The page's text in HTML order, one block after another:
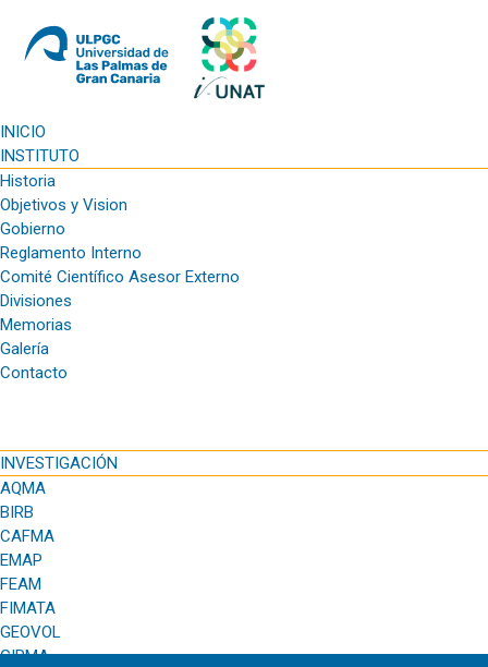
INICIO
INSTITUTO
Historia
Objetivos y Vision
Gobierno
Reglamento Interno
Comité Científico Asesor Externo
Divisiones
Memorias
Galería
Contacto
INVESTIGACIÓN
AQMA
BIRB
CAFMA
EMAP
FEAM
FIMATA
GEOVOL
GIRMA